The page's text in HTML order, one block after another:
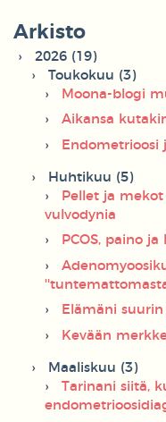
Arkisto
2026 (19)
Toukokuu (3)
Moona-blogi
Aikansa
Endometrioosi
Huhtikuu (5)
Pellet ja
vulvodynia
PCOS, paino
Elämäni
Kevään
Maaliskuu (3)
Tarinani siitä,